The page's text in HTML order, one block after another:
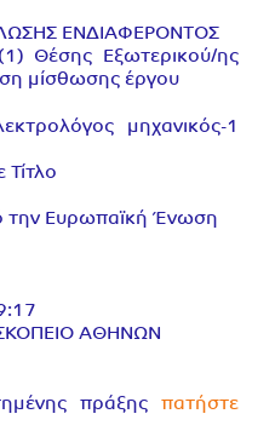
ΕΝΔΙΑΦΕΡΟΝΤΟΣ
Θέσης Εξωτερικού/ης
μίσθωσης έργου
μηχανικός-1
την Ευρωπαϊκή Ένωση
ΑΘΗΝΩΝ
πράξης πατήστε